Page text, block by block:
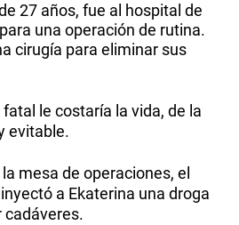
27 años, fue al hospital de
una operación de rutina.
cirugía para eliminar sus
le costaría la vida, de la
evitable.
mesa de operaciones, el
a Ekaterina una droga
cadáveres.